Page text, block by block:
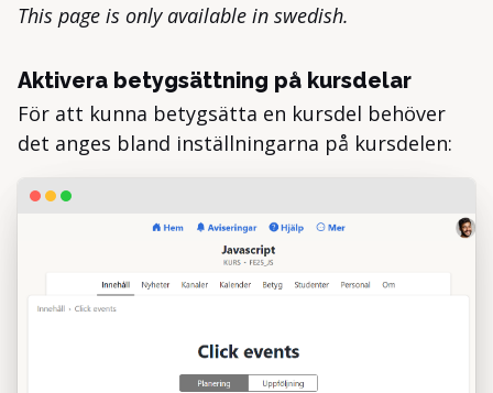
This page is only available in swedish.
Aktivera betygsättning på kursdelar
För att kunna betygsätta en kursdel behöver
det anges bland inställningarna på kursdelen: